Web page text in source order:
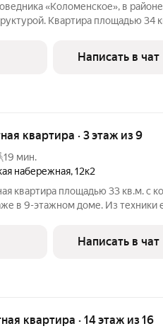
«Коломенское», в
Квартира площадью 34
Написать в чат
квартира · 3 этаж из 9
19 мин.
набережная,12к2
квартира площадью 33 кв.м. с
в 9-этажном доме. Из техники
Написать в чат
квартира · 14 этаж из 16